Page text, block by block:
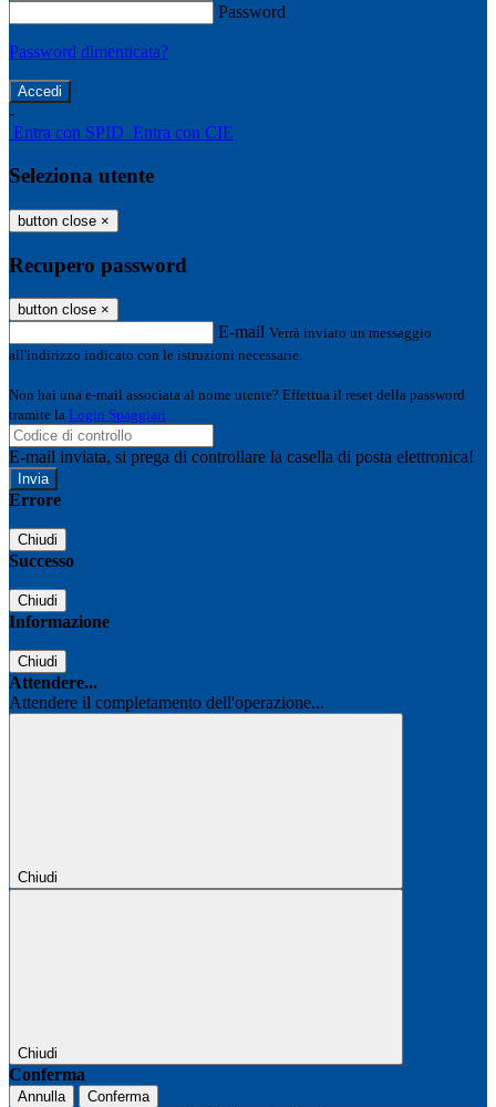
Password
Password dimenticata?
-
Entra con SPID Entra con CIE
Seleziona utente
button close ×
Recupero password
button close ×
E-mail Verrà inviato un messaggio
all'indirizzo indicato con le istruzioni necessarie.
Non hai una e-mail associata al nome utente? Effettua il reset della password
tramite la Login Spaggiari
E-mail inviata, si prega di controllare la casella di posta elettronica!
Errore
Chiudi
Successo
Chiudi
Informazione
Chiudi
Attendere...
Attendere il completamento dell'operazione...
Chiudi
Chiudi
Conferma
Annulla Conferma